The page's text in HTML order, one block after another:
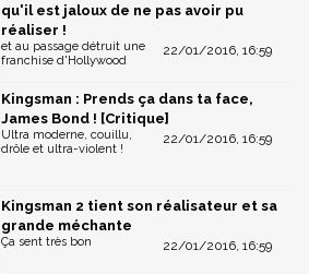
qu'il est jaloux de ne pas avoir pu
réaliser !
22/01/2016, 16:59
et au passage détruit une
franchise d'Hollywood
Kingsman : Prends ça dans ta face,
James Bond ! [Critique]
22/01/2016, 16:59
Ultra moderne, couillu,
drôle et ultra-violent !
Kingsman 2 tient son réalisateur et sa
grande méchante
22/01/2016, 16:59
Ça sent très bon